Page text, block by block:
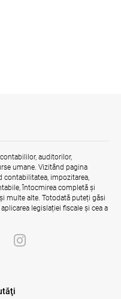
auditorilor,
umane. Vizitând pagina
contabilitatea, impozitarea,
întocmirea completă și
multe alte. Totodată puteți găsi
legislației fiscale și cea a